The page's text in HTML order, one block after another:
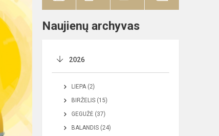
Naujienų archyvas
2026
LIEPA (2)
BIRŽELIS (15)
GEGUŽĖ (37)
BALANDIS (24)